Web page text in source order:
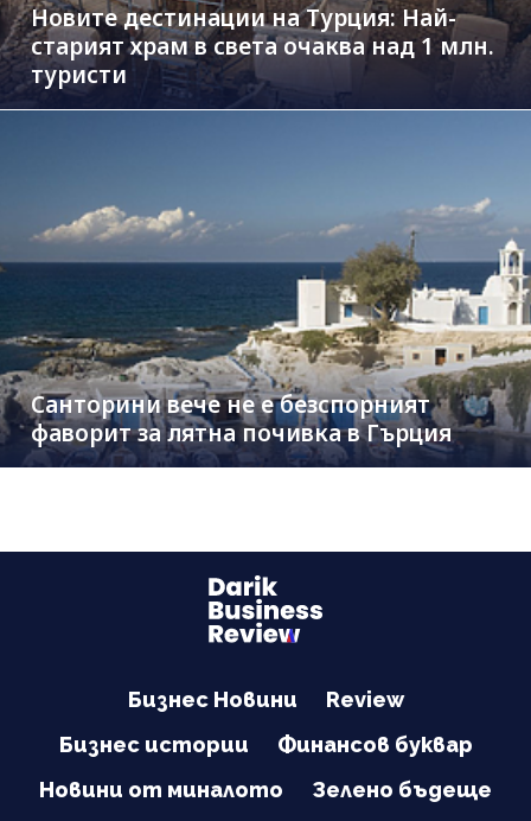
Новите дестинации на Турция: Най-
старият храм в света очаква над 1 млн.
туристи
Санторини вече не е безспорният
фаворит за лятна почивка в Гърция
Бизнес Новини
Review
Бизнес истории
Финансов буквар
Новини от миналото
Зелено бъдеще